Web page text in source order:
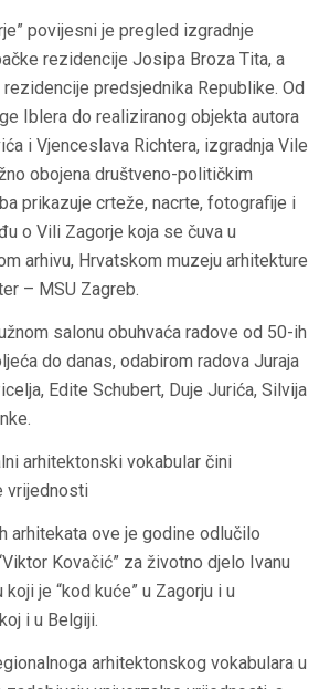
povijesni je pregled izgradnje
rezidencije Josipa Broza Tita, a
predsjednika Republike. Od
Iblera do realiziranog objekta autora
i Vjenceslava Richtera, izgradnja Vile
obojena društveno-političkim
prikazuje crteže, nacrte, fotografije i
o Vili Zagorje koja se čuva u
arhivu, Hrvatskom muzeju arhitekture
– MSU Zagreb.
salonu obuhvaća radove od 50-ih
do danas, odabirom radova Juraja
Edite Schubert, Duje Jurića, Silvija
arhitektonski vokabular čini
vrijednosti
arhitekata ove je godine odlučilo
Kovačić” za životno djelo Ivanu
koji je “kod kuće” u Zagorju i u
i u Belgiji.
arhitektonskog vokabulara u